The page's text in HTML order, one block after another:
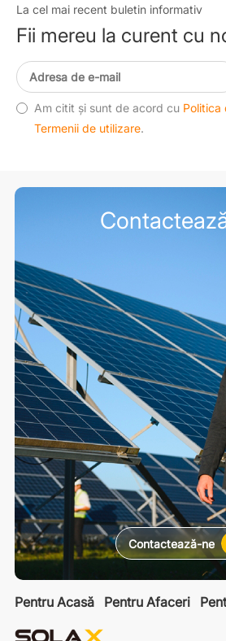
La cel mai recent buletin informativ
Fii mereu la curent cu
Am citit și sunt de acord cu Politica
Termenii de utilizare.
Pentru Acasă Pentru Afaceri
Contactează-ne